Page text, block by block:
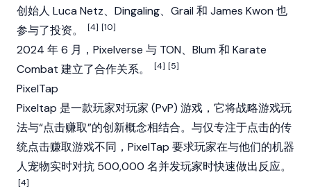
创始人 Luca Netz、Dingaling、Grail 和 James Kwon 也
参与了投资。
[4] [10]
2024 年 6 月，Pixelverse 与 TON、Blum 和 Karate
Combat 建立了合作关系。
[4] [5]
PixelTap
Pixeltap 是一款玩家对玩家 (PvP) 游戏，它将战略游戏玩
法与“点击赚取”的创新概念相结合。与仅专注于点击的传
统点击赚取游戏不同，PixelTap 要求玩家在与他们的机器
人宠物实时对抗 500,000 名并发玩家时快速做出反应。
[4]